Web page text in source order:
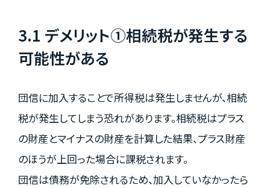
3.1 デメリット①相続税が発生する
可能性がある
団信に加入することで所得税は発生しませんが、相続
税が発生してしまう恐れがあります。相続税はプラス
の財産とマイナスの財産を計算した結果、プラス財産
のほうが上回った場合に課税されます。
団信は債務が免除されるため、加入していなかったら